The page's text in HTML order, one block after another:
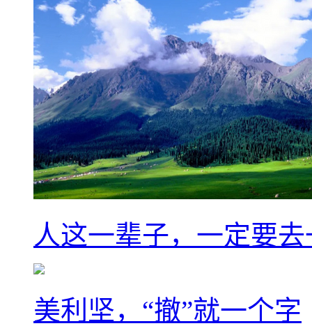
人这一辈子，一定要
美利坚，“撤”就一个字